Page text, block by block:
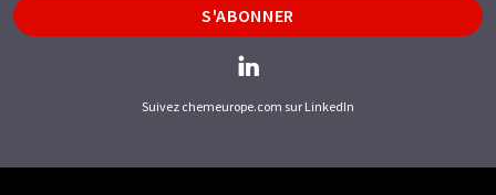
S'ABONNER
Suivez chemeurope.com sur LinkedIn